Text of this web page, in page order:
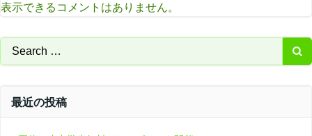
表示できるコメントはありません。
Search
for:
最近の投稿